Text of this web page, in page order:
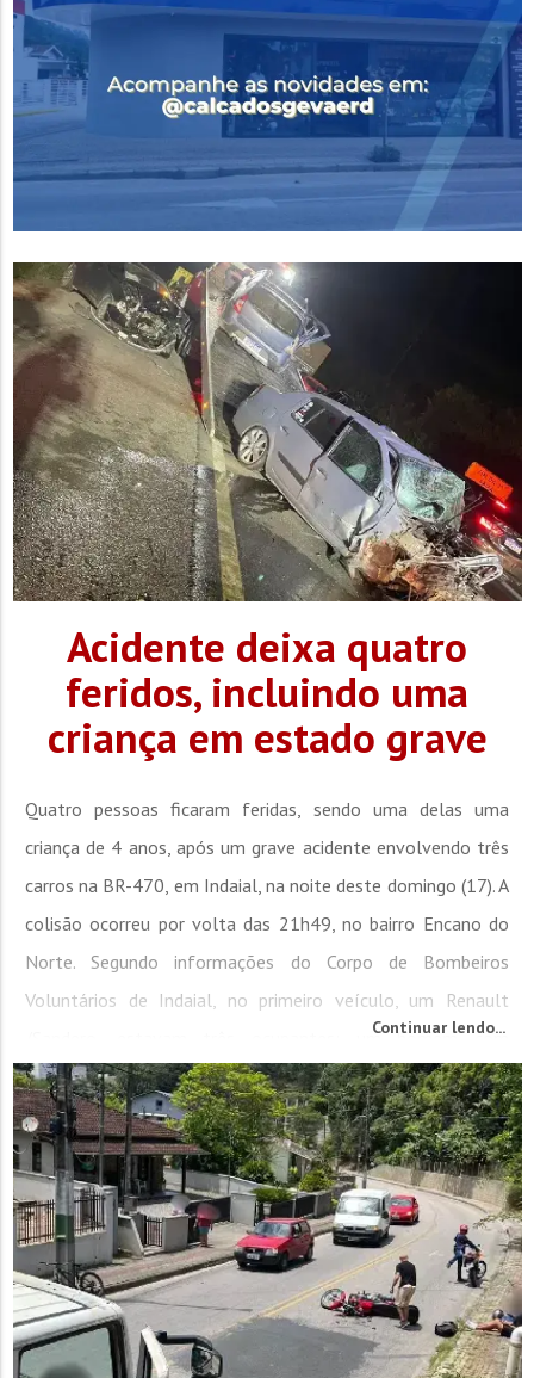
Acidente deixa quatro
feridos, incluindo uma
criança em estado grave
Quatro pessoas ficaram feridas, sendo uma delas uma
criança de 4 anos, após um grave acidente envolvendo três
carros na BR-470, em Indaial, na noite deste domingo (17). A
colisão ocorreu por volta das 21h49, no bairro Encano do
Norte. Segundo informações do Corpo de Bombeiros
Voluntários de Indaial, no primeiro veículo, um Renault
/Sandero, estavam três ocupantes: um homem com
ferimentos leves, uma mulher também ferida e a criança de
4 anos, que teve ferimentos graves. Todos foram...
Continuar lendo...